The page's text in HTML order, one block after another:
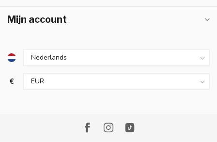
Mijn account
€